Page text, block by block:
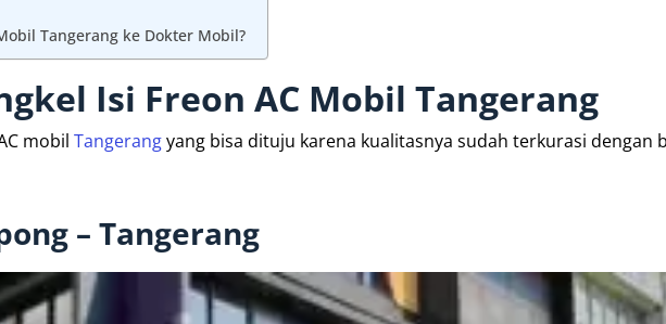
Tangerang ke Dokter Mobil?
Isi Freon AC Mobil Tangerang
mobil Tangerangyang bisa dituju karena kualitasnya sudah terkurasi dengan
– Tangerang